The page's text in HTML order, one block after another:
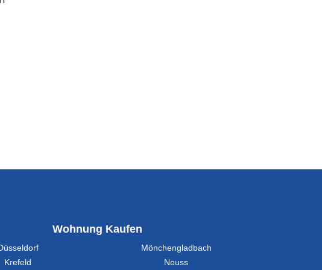
Wohnung Kaufen
Mönchengladbach
Krefeld
Neuss